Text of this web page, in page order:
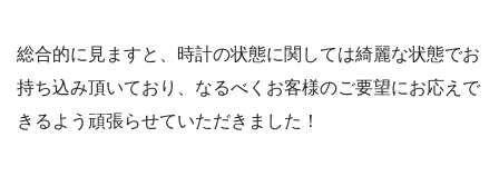
総合的に見ますと、時計の状態に関しては綺麗な状態でお
持ち込み頂いており、なるべくお客様のご要望にお応えで
きるよう頑張らせていただきました！